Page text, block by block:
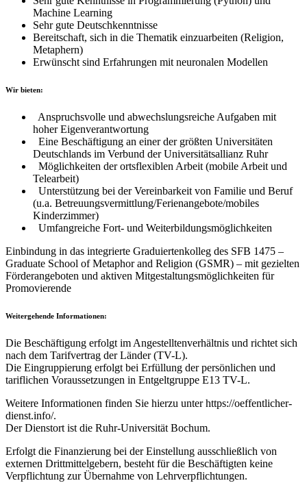
Machine Learning
Sehr gute Deutschkenntnisse
Bereitschaft, sich in die Thematik einzuarbeiten (Religion,
Metaphern)
Erwünscht sind Erfahrungen mit neuronalen Modellen
Wir bieten:
Anspruchsvolle und abwechslungsreiche Aufgaben mit
hoher Eigenverantwortung
Eine Beschäftigung an einer der größten Universitäten
Deutschlands im Verbund der Universitätsallianz Ruhr
Möglichkeiten der ortsflexiblen Arbeit (mobile Arbeit und
Telearbeit)
Unterstützung bei der Vereinbarkeit von Familie und Beruf
(u.a. Betreuungsvermittlung/Ferienangebote/mobiles
Kinderzimmer)
Umfangreiche Fort- und Weiterbildungsmöglichkeiten
Einbindung in das integrierte Graduiertenkolleg des SFB 1475 –
Graduate School of Metaphor and Religion (GSMR) – mit gezielten
Förderangeboten und aktiven Mitgestaltungsmöglichkeiten für
Promovierende
Weitergehende Informationen:
Die Beschäftigung erfolgt im Angestelltenverhältnis und richtet sich
nach dem Tarifvertrag der Länder (TV-L).
Die Eingruppierung erfolgt bei Erfüllung der persönlichen und
tariflichen Voraussetzungen in Entgeltgruppe E13 TV-L.
Weitere Informationen finden Sie hierzu unter https://oeffentlicher-
dienst.info/.
Der Dienstort ist die Ruhr-Universität Bochum.
Erfolgt die Finanzierung bei der Einstellung ausschließlich von
externen Drittmittelgebern, besteht für die Beschäftigten keine
Verpflichtung zur Übernahme von Lehrverpflichtungen.